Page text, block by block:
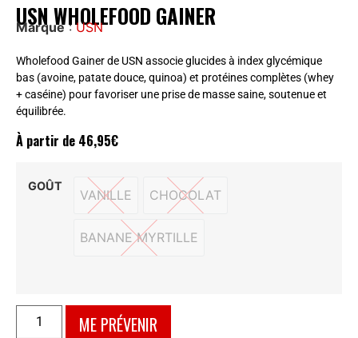
USN WHOLEFOOD GAINER
Marque:USN
Wholefood Gainer de USN associe glucides à index glycémique
bas (avoine, patate douce, quinoa) et protéines complètes (whey
+ caséine) pour favoriser une prise de masse saine, soutenue et
équilibrée.
À partir de 46,95€
GOÛT
VANILLE
VANILLE
CHOCOLAT
CHOCOLAT
BANANE MYRTILLE
BANANE MYRTILLE
ME PRÉVENIR